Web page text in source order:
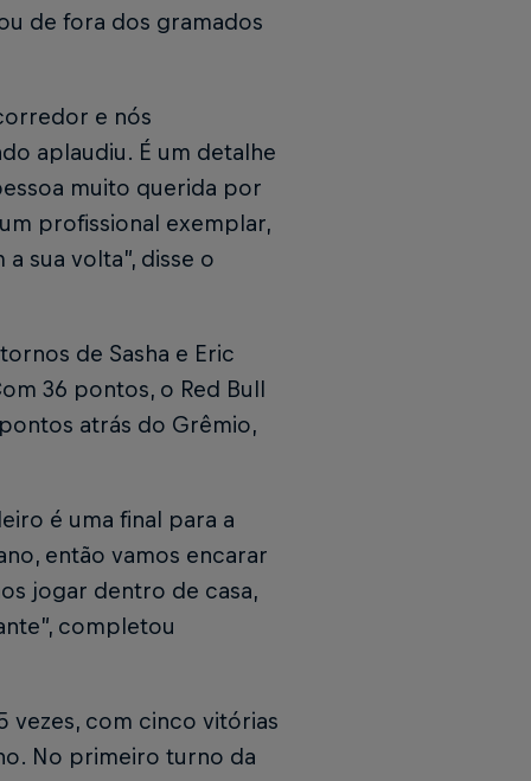
de fora dos gramados
e nós
aplaudiu. É um detalhe
muito querida por
profissional exemplar,
sua volta”, disse o
de Sasha e Eric
36 pontos, o Red Bull
atrás do Grêmio,
é uma final para a
então vamos encarar
jogar dentro de casa,
completou
vezes, com cinco vitórias
No primeiro turno da